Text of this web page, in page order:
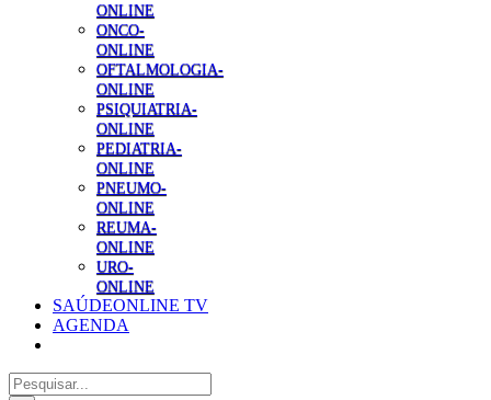
ONLINE
ONCO-
ONLINE
OFTALMOLOGIA-
ONLINE
PSIQUIATRIA-
ONLINE
PEDIATRIA-
ONLINE
PNEUMO-
ONLINE
REUMA-
ONLINE
URO-
ONLINE
SAÚDEONLINE TV
AGENDA
Pesquisar